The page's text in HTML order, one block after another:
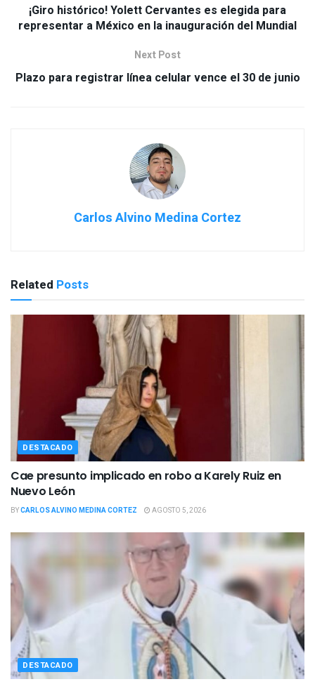
¡Giro histórico! Yolett Cervantes es elegida para
representar a México en la inauguración del Mundial
Next Post
Plazo para registrar línea celular vence el 30 de junio
Carlos Alvino Medina Cortez
Related Posts
DESTACADO
Cae presunto implicado en robo a Karely Ruiz en
Nuevo León
BYCARLOS ALVINO MEDINA CORTEZ AGOSTO 5, 2026
DESTACADO